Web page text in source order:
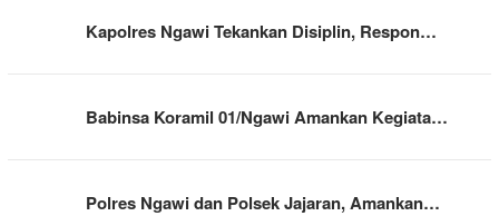
Kapolres Ngawi Tekankan Disiplin, Respon…
Babinsa Koramil 01/Ngawi Amankan Kegiata…
Polres Ngawi dan Polsek Jajaran, Amankan…